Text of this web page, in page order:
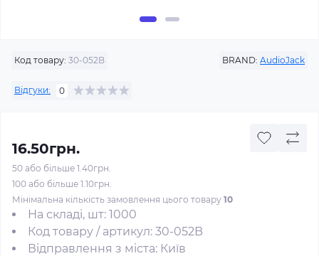
Код товару: 30-052B BRAND: AudioJack
Відгуки: 0
16.50грн.
50 або більше 1.40грн.
100 або більше 1.10грн.
Мінімальна кількість замовлення цього товару 10
На складі, шт: 1000
Код товару / артикул: 30-052B
Відправлення з міста: Київ